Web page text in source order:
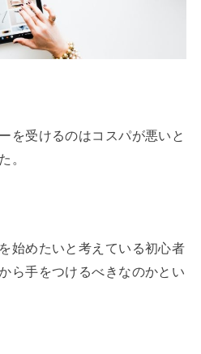
を受けるのはコスパが悪いと
。
始めたいと考えている初心者
ら手をつけるべきなのかとい